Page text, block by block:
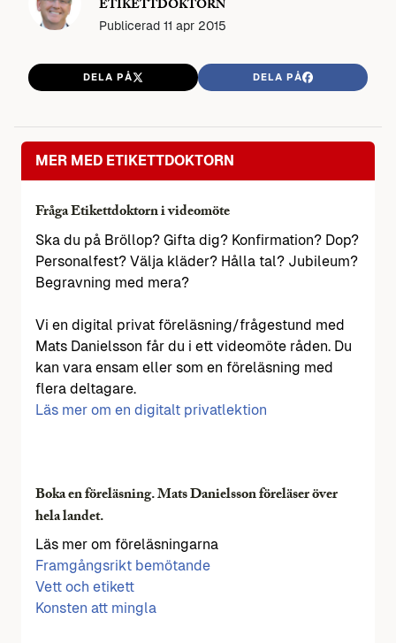
ETIKETTDOKTORN
Publicerad 11 apr 2015
DELA PÅ DELA PÅ
MER MED ETIKETTDOKTORN
Fråga Etikettdoktorn i videomöte
Ska du på Bröllop? Gifta dig? Konfirmation? Dop?
Personalfest? Välja kläder? Hålla tal? Jubileum?
Begravning med mera?
Vi en digital privat föreläsning/frågestund med
Mats Danielsson får du i ett videomöte råden. Du
kan vara ensam eller som en föreläsning med
flera deltagare.
Läs mer om en digitalt privatlektion
Boka en föreläsning. Mats Danielsson föreläser över
hela landet.
Läs mer om föreläsningarna
Framgångsrikt bemötande
Vett och etikett
Konsten att mingla